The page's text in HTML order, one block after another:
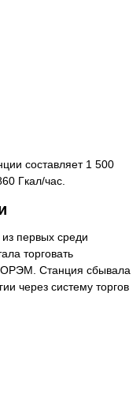
составляет 1 500
Гкал/час.
первых среди
торговать
Станция сбывала
через систему торгов